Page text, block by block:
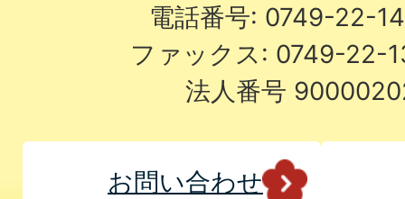
電話番号: 0749-22-
ファックス: 0749-22-
法人番号
お問い合わせ